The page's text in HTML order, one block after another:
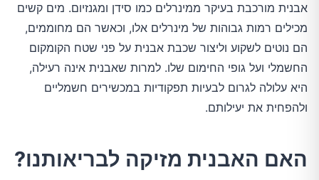
אבנית מורכבת בעיקר ממינרלים כמו סידן ומגנזיום. מים קשים
מכילים רמות גבוהות של מינרלים אלו, וכאשר הם מחוממים,
הם נוטים לשקוע וליצור שכבת אבנית על פני שטח הקומקום
החשמלי ועל גופי החימום שלו. למרות שאבנית אינה רעילה,
היא עלולה לגרום לבעיות תפקודיות במכשירים חשמליים
ולהפחית את יעילותם.
האם האבנית מזיקה לבריאותנו?